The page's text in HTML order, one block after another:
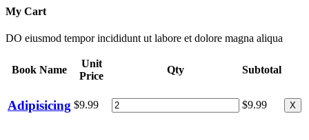
My Cart
DO eiusmod tempor incididunt ut labore et dolore magna aliqua
Book Name
Unit
Price
Qty Subtotal
Adipisicing $9.99 $9.99 X